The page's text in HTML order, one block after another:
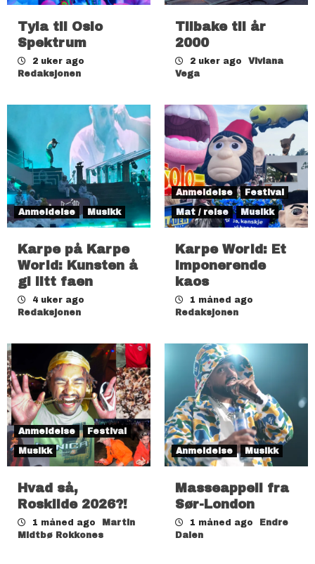
Tyla til Oslo
Spektrum
2 uker ago
Redaksjonen
Tilbake til år
2000
2 uker ago
Viviana
Vega
Anmeldelse Musikk
Karpe på Karpe
World: Kunsten å
gi litt faen
4 uker ago
Redaksjonen
Anmeldelse
Festival
Mat / reise
Musikk
Karpe World: Et
imponerende
kaos
1 måned ago
Redaksjonen
Anmeldelse
Festival
Musikk
Hvad så,
Roskilde 2026?!
1 måned ago
Martin
Midtbø Rokkones
Anmeldelse Musikk
Masseappell fra
Sør-London
1 måned ago
Endre
Dalen